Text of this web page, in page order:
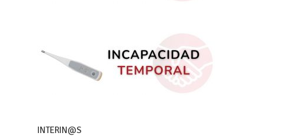
INTERIN@S